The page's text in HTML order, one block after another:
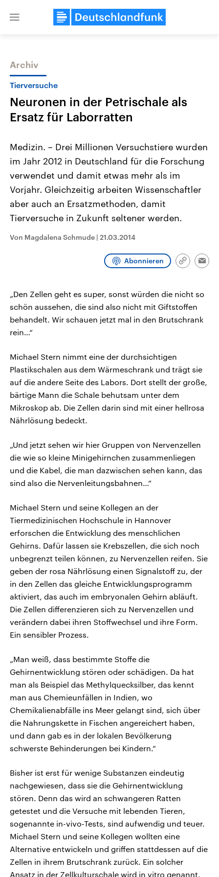
Close
Themen
Landtagswahl Sachsen-Anhalt
2026
Alle Informationen
Sachsen-Anhalt wählt am 6.
September 2026 einen neuen
Landtag. Seit 2021 wird das
Bundesland von einer Koalition aus
Umfragen, Prognosen,
Wahlprogramme, aktuelle Berichte
und Kandidaten der anstehenden
USA
Aktuelle Beiträge,
Hintergründe
Wirtschaftlich und
gehören die Vereinigten
den mächtigsten Ländern
mit großem Einfluss auf
Archiv
Tierversuche
Neuronen in der Petrischale als
Ersatz für Laborratten
Medizin. – Drei Millionen Versuchstiere wurden
im Jahr 2012 in Deutschland für die Forschung
verwendet und damit etwas mehr als im
Vorjahr. Gleichzeitig arbeiten Wissenschaftler
aber auch an Ersatzmethoden, damit
Tierversuche in Zukunft seltener werden.
Von Magdalena Schmude | 21.03.2014
Abonnieren
Link
„Den Zellen geht es super, sonst würden die nicht so
schön aussehen, die sind also nicht mit Giftstoffen
behandelt. Wir schauen jetzt mal in den Brutschrank
rein…“
Michael Stern nimmt eine der durchsichtigen
Plastikschalen aus dem Wärmeschrank und trägt sie
auf die andere Seite des Labors. Dort stellt der große,
bärtige Mann die Schale behutsam unter dem
Mikroskop ab. Die Zellen darin sind mit einer hellrosa
Nährlösung bedeckt.
„Und jetzt sehen wir hier Gruppen von Nervenzellen
die wie so kleine Minigehirnchen zusammenliegen
und die Kabel, die man dazwischen sehen kann, das
sind also die Nervenleitungsbahnen…“
Michael Stern und seine Kollegen an der
Tiermedizinischen Hochschule in Hannover
erforschen die Entwicklung des menschlichen
Gehirns. Dafür lassen sie Krebszellen, die sich noch
unbegrenzt teilen können, zu Nervenzellen reifen. Sie
geben der rosa Nährlösung einen Signalstoff zu, der
in den Zellen das gleiche Entwicklungsprogramm
aktiviert, das auch im embryonalen Gehirn abläuft.
Die Zellen differenzieren sich zu Nervenzellen und
verändern dabei ihren Stoffwechsel und ihre Form.
Ein sensibler Prozess.
„Man weiß, dass bestimmte Stoffe die
Gehirnentwicklung stören oder schädigen. Da hat
man als Beispiel das Methylquecksilber, das kennt
man aus Chemieunfällen in Indien, wo
Chemikalienabfälle ins Meer gelangt sind, sich über
die Nahrungskette in Fischen angereichert haben,
und dann gab es in der lokalen Bevölkerung
schwerste Behinderungen bei Kindern.“
Bisher ist erst für wenige Substanzen eindeutig
nachgewiesen, dass sie die Gehirnentwicklung
stören. Denn das wird an schwangeren Ratten
getestet und die Versuche mit lebenden Tieren,
sogenannte in-vivo-Tests, sind aufwendig und teuer.
Michael Stern und seine Kollegen wollten eine
Alternative entwickeln und griffen stattdessen auf die
Zellen in ihrem Brutschrank zurück. Ein solcher
Ansatz in der Zellkulturschale wird in vitro genannt.